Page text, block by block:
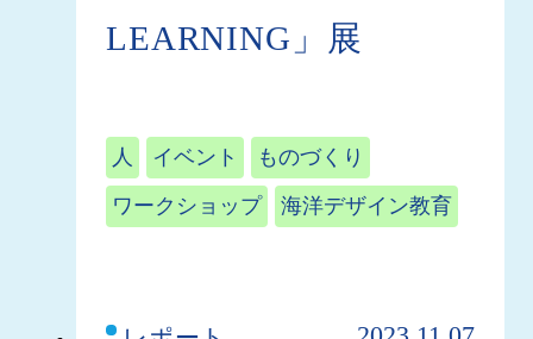
LEARNING」展
人 イベント ものづくり
ワークショップ 海洋デザイン教育